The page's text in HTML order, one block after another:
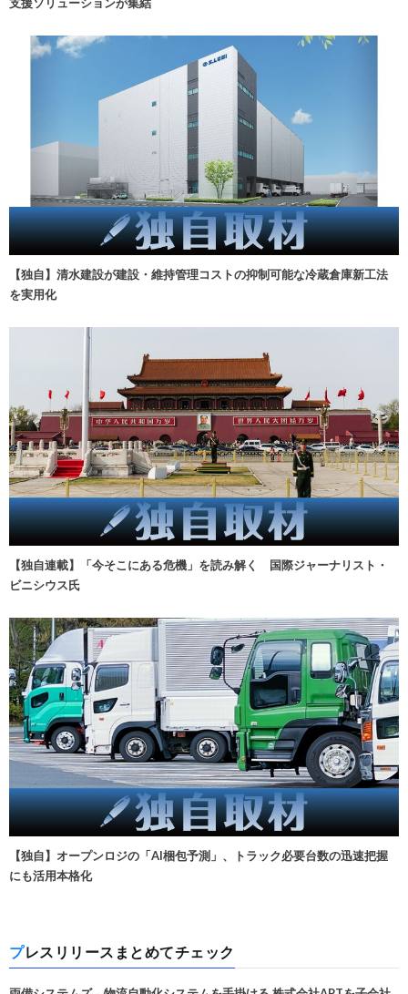
支援ソリューションが集結
【独自】清水建設が建設・維持管理コストの抑制可能な冷蔵倉庫新工法
を実用化
【独自連載】「今そこにある危機」を読み解く 国際ジャーナリスト・
ビニシウス氏
【独自】オープンロジの「AI梱包予測」、トラック必要台数の迅速把握
にも活用本格化
プレスリリースまとめてチェック